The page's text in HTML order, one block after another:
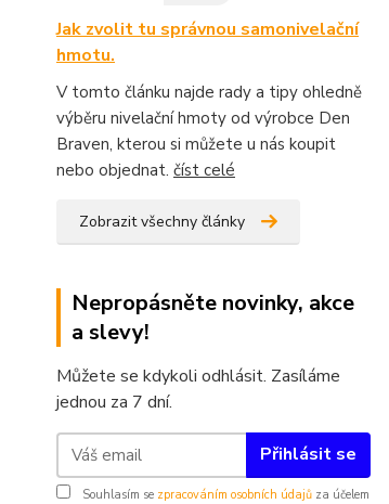
Jak zvolit tu správnou samonivelační
hmotu.
V tomto článku najde rady a tipy ohledně
výběru nivelační hmoty od výrobce Den
Braven, kterou si můžete u nás koupit
nebo objednat. číst celé
Zobrazit všechny články
Nepropásněte novinky, akce
a slevy!
Můžete se kdykoli odhlásit. Zasíláme
jednou za 7 dní.
Přihlásit se
Souhlasím se zpracováním osobních údajů za účelem